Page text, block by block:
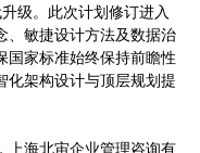
级。此次计划修订进入
、敏捷设计方法及数据治
国家标准始终保持前瞻性
化架构设计与顶层规划提
上海北宙企业管理咨询有